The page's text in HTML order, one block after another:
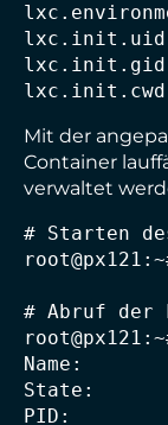
lxc.init.uid
lxc.init.gid
Mit der
Container
verwaltet
# Starten
# Abruf der
Name:
State:
PID: